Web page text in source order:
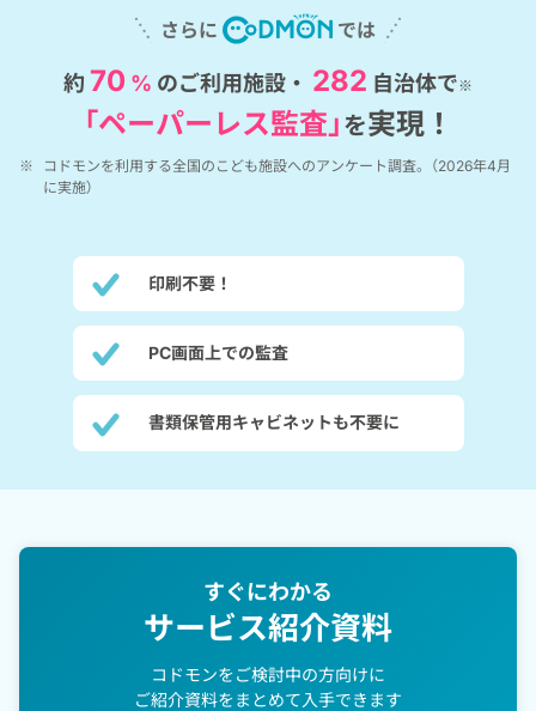
さらに では
約 70 % のご利用施設・ 282 自治体で※
「ペーパーレス監査」 を実現！
※
コドモンを利用する全国のこども施設へのアンケート調査。（2026年4月
に実施）
印刷不要！
PC画面上での監査
書類保管用キャビネットも不要に
すぐにわかる
サービス紹介資料
コドモンをご検討中の方向けに
ご紹介資料をまとめて入手できます